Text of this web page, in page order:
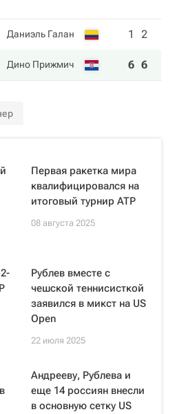
Даниэль Галан 1 2
Дино Прижмич 6 6
Первая ракетка мира
квалифицировался на
итоговый турнир ATP
08 августа 2025
Рублев вместе с
чешской теннисисткой
заявился в микст на US
Open
22 июля 2025
Андрееву, Рублева и
еще 14 россиян внесли
в основную сетку US